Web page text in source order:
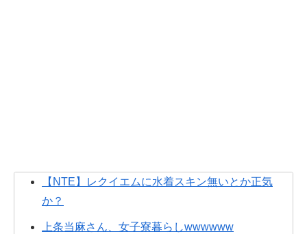
【NTE】レクイエムに水着スキン無いとか正気
か？
上条当麻さん、女子寮暮らしwwwwww